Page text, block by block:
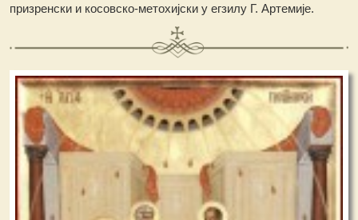
призренски и косовско-метохијски у егзилу Г. Артемије.